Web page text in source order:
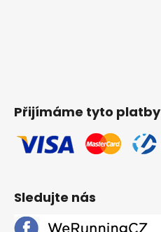
Přijímáme tyto platby
Sledujte nás